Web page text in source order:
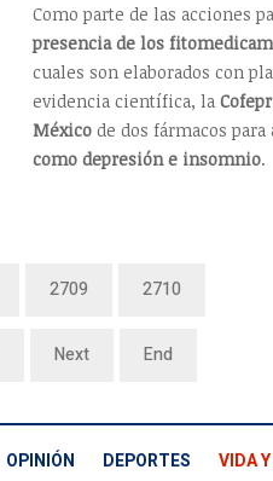
Como parte de las acciones
presencia de los
cuales son elaborados con
evidencia científica, la
Méxicode dos fármacos para
como depresión e insomnio.
2709 2710
Next End
OPINIÓN DEPORTES VIDA